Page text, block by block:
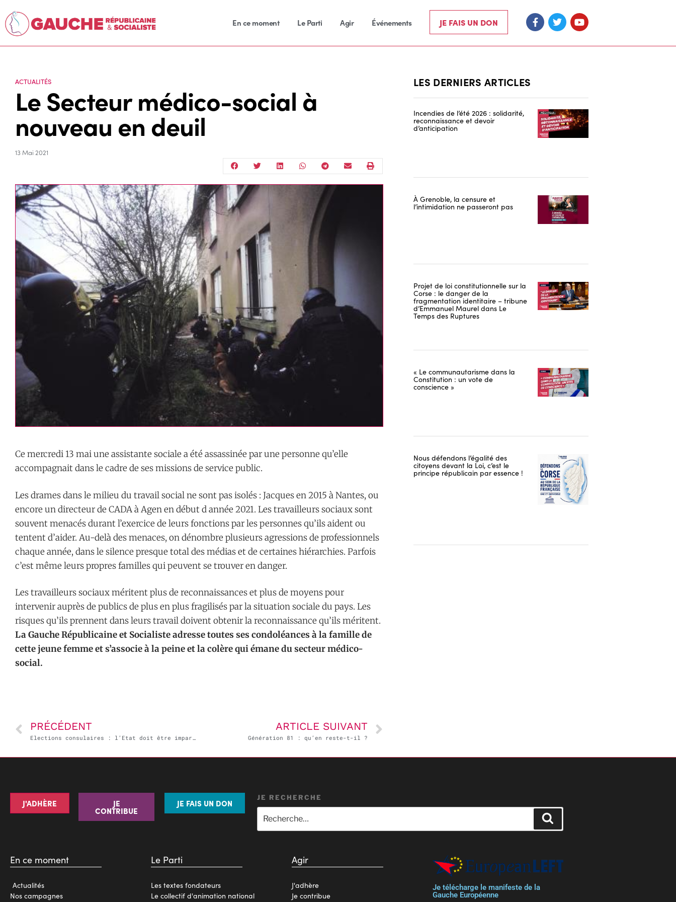
En ce moment Le Parti Agir Événements JE FAIS UN DON
ACTUALITÉS
Le Secteur médico-social à
nouveau en deuil
13 Mai 2021
Ce mercredi 13 mai une assistante sociale a été assassinée par une personne qu’elle
accompagnait dans le cadre de ses missions de service public.
Les drames dans le milieu du travail social ne sont pas isolés : Jacques en 2015 à Nantes, ou
encore un directeur de CADA à Agen en début d année 2021. Les travailleurs sociaux sont
souvent menacés durant l’exercice de leurs fonctions par les personnes qu’ils aident ou
tentent d’aider. Au-delà des menaces, on dénombre plusieurs agressions de professionnels
chaque année, dans le silence presque total des médias et de certaines hiérarchies. Parfois
c’est même leurs propres familles qui peuvent se trouver en danger.
Les travailleurs sociaux méritent plus de reconnaissances et plus de moyens pour
intervenir auprès de publics de plus en plus fragilisés par la situation sociale du pays. Les
risques qu’ils prennent dans leurs travail doivent obtenir la reconnaissance qu’ils méritent.
La Gauche Républicaine et Socialiste adresse toutes ses condoléances à la famille de
cette jeune femme et s’associe à la peine et la colère qui émane du secteur médico-
social.
PRÉCÉDENT
Elections consulaires : l’Etat doit être impartial
ARTICLE SUIVANT
Génération 81 : qu’en reste-t-il ?
LES DERNIERS ARTICLES
Incendies de l’été 2026 : solidarité,
reconnaissance et devoir
d’anticipation
À Grenoble, la censure et
l’intimidation ne passeront pas
Projet de loi constitutionnelle sur la
Corse : le danger de la
fragmentation identitaire – tribune
d’Emmanuel Maurel dans Le
Temps des Ruptures
« Le communautarisme dans la
Constitution : un vote de
conscience »
Nous défendons l’égalité des
citoyens devant la Loi, c’est le
principe républicain par essence !
J'ADHÈRE JE
CONTRIBUE
JE FAIS UN DON
JE RECHERCHE
En ce moment
Actualités
Nos campagnes
Le Parti
Les textes fondateurs
Le collectif d'animation national
Agir
J'adhère
Je contribue
Je télécharge le manifeste de la
Gauche Européenne